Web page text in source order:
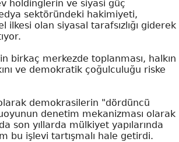
holdinglerin ve siyasi güç
sektöründeki hakimiyeti,
ilkesi olan siyasal tarafsızlığı giderek
birkaç merkezde toplanması, halkın
ve demokratik çoğulculuğu riske
demokrasilerin "dördüncü
denetim mekanizması olarak
son yıllarda mülkiyet yapılarında
bu işlevi tartışmalı hale getirdi.